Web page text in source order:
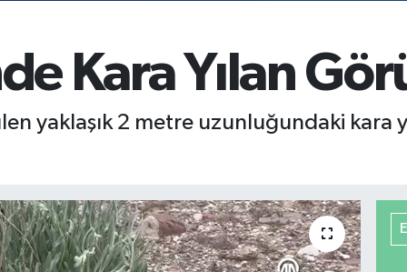
Kara Yılan
yaklaşık 2 metre uzunluğundaki kara